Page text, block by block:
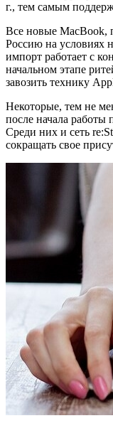
г., тем самым
Все новые MacBook,
Россию на условиях
импорт работает с
начальном этапе
завозить технику
Некоторые, тем не
после начала работы
Среди них и сеть
сокращать свое